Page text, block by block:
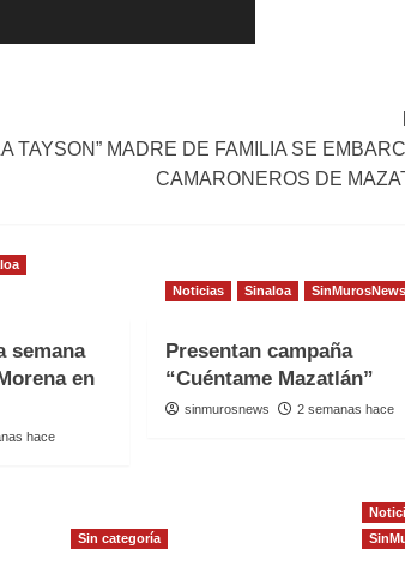
TAYSON” MADRE DE FAMILIA SE
CAMARONEROS DE
semana
en
hace
Noticias Sinaloa SinMurosNews
Presentan campaña
“Cuéntame Mazatlán”
sinmurosnews 2 semanas hace
Sin categoría